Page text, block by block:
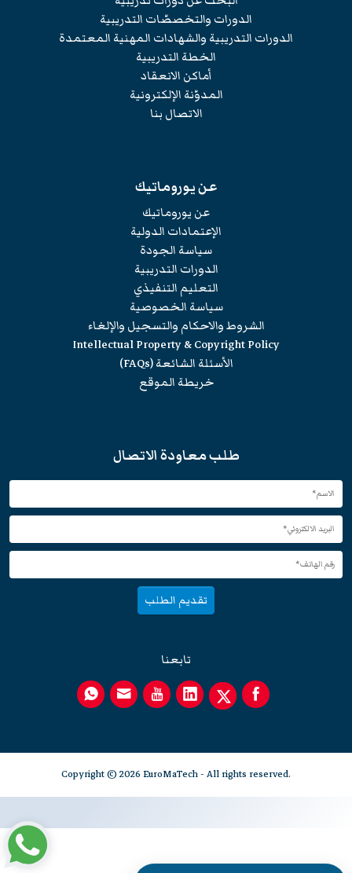
الدورات والتخصصّات التدريبية
الدورات التدريبية والشهادات المهنية المعتمدة
الخطة التدريبية
أماكن الانعقاد
المدوّنة الإلكترونية
الاتصال بنا
عن يوروماتيك
عن يوروماتيك
الإعتمادات الدولية
سياسة الجودة
الدورات التدريبية
التعليم التنفيذي
سياسة الخصوصية
الشروط والاحكام والتسجيل والإلغاء
Intellectual Property & Copyright Policy
الأسئلة الشائعة (FAQs)
خريطة الموقع
طلب معاودة الاتصال
تقديم الطلب
تابعنا
Copyright © 2026 EuroMaTech - All rights reserved.